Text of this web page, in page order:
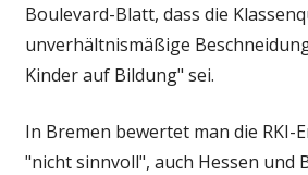
Boulevard-Blatt, dass die
unverhältnismäßige
Kinder auf Bildung" sei.
In Bremen bewertet man die RKI-
"nicht sinnvoll", auch Hessen und